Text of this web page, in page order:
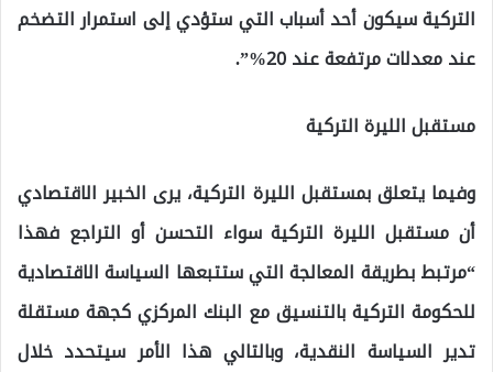
التركية سيكون أحد أسباب التي ستؤدي إلى استمرار التضخم
عند معدلات مرتفعة عند 20%”.
مستقبل الليرة التركية
وفيما يتعلق بمستقبل الليرة التركية، يرى الخبير الاقتصادي
أن مستقبل الليرة التركية سواء التحسن أو التراجع فهذا
“مرتبط بطريقة المعالجة التي ستتبعها السياسة الاقتصادية
للحكومة التركية بالتنسيق مع البنك المركزي كجهة مستقلة
تدير السياسة النقدية، وبالتالي هذا الأمر سيتحدد خلال